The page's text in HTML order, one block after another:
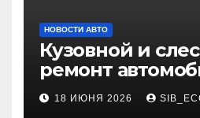
НОВОСТИ АВТО
Кузовной и
ремонт
наличие
запчастей и
18 ИЮНЯ 2026